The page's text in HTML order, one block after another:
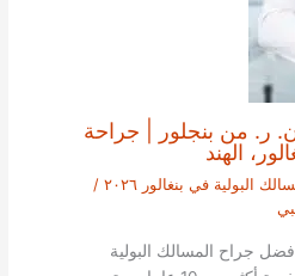
ن. ر. من بنجلور | جراحة
الهند
البولية في بنغالور ٢٠٢٦
/
جراح المسالك البولية